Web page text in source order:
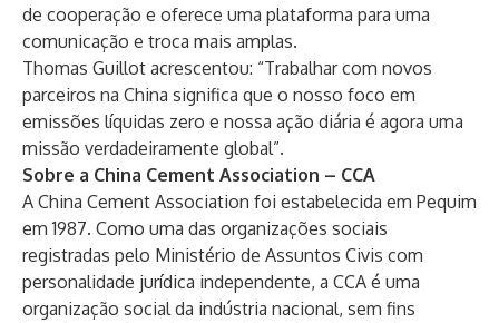
de cooperação e oferece uma plataforma para uma
comunicação e troca mais amplas.
Thomas Guillot acrescentou: “Trabalhar com novos
parceiros na China significa que o nosso foco em
emissões líquidas zero e nossa ação diária é agora uma
missão verdadeiramente global”.
Sobre a China Cement Association – CCA
A China Cement Association foi estabelecida em Pequim
em 1987. Como uma das organizações sociais
registradas pelo Ministério de Assuntos Civis com
personalidade jurídica independente, a CCA é uma
organização social da indústria nacional, sem fins